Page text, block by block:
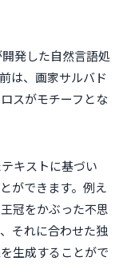
発した自然言語処
は、画家サルバド
スがモチーフとな
キストに基づい
ができます。例え
冠をかぶった不思
それに合わせた独
生成することがで